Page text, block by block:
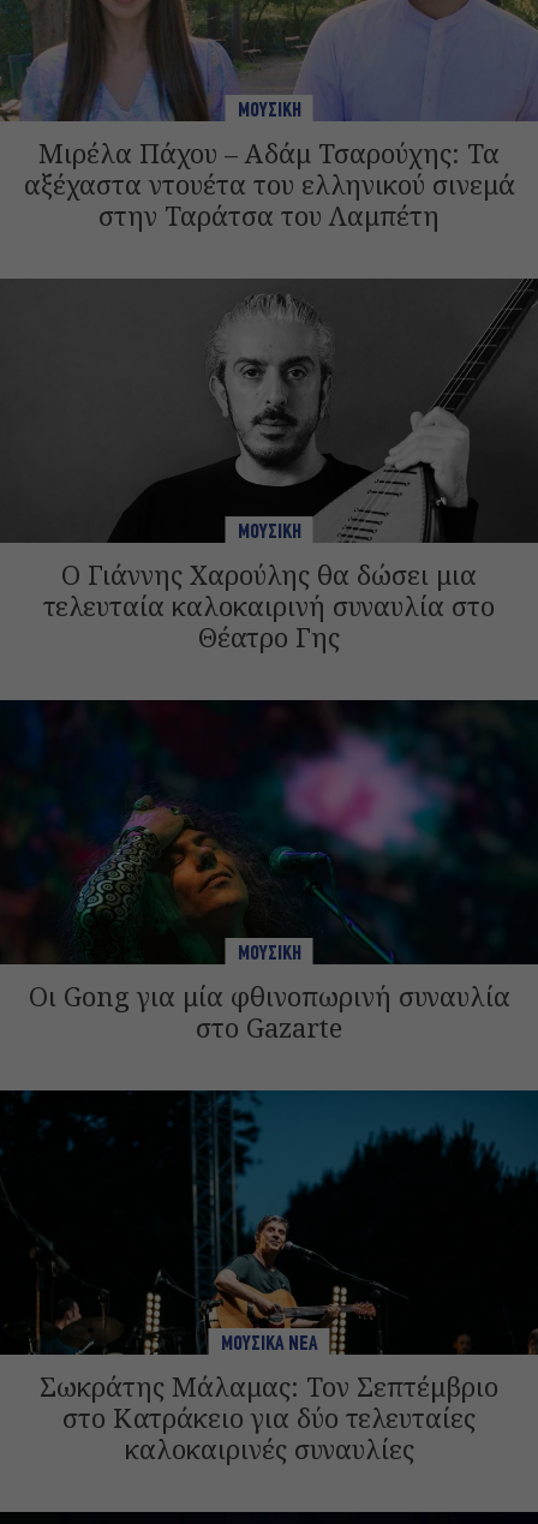
ΜΟΥΣΙΚΗ
Μιρέλα Πάχου – Αδάμ Τσαρούχης: Τα
αξέχαστα ντουέτα του ελληνικού σινεμά
στην Ταράτσα του Λαμπέτη
ΜΟΥΣΙΚΗ
Ο Γιάννης Χαρούλης θα δώσει μια
τελευταία καλοκαιρινή συναυλία στο
Θέατρο Γης
ΜΟΥΣΙΚΗ
Οι Gong για μία φθινοπωρινή συναυλία
στο Gazarte
ΜΟΥΣΙΚΑ ΝΕΑ
Σωκράτης Μάλαμας: Τον Σεπτέμβριο
στο Κατράκειο για δύο τελευταίες
καλοκαιρινές συναυλίες